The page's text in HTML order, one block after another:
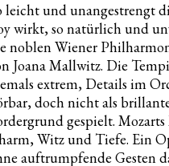
leicht und unangestrengt
wirkt, so natürlich und
noblen Wiener
Joana Mallwitz. Die
extrem, Details im
doch nicht als
gespielt.
Witz und Tiefe. Ein
auftrumpfende Gesten